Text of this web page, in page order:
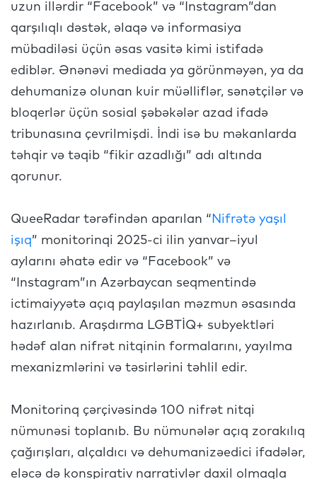
uzun illərdir “Facebook” və “Instagram”dan
qarşılıqlı dəstək, əlaqə və informasiya
mübadiləsi üçün əsas vasitə kimi istifadə
ediblər. Ənənəvi mediada ya görünməyən, ya da
dehumanizə olunan kuir müəlliflər, sənətçilər və
bloqerlər üçün sosial şəbəkələr azad ifadə
tribunasına çevrilmişdi. İndi isə bu məkanlarda
təhqir və təqib “fikir azadlığı” adı altında
qorunur.
QueeRadar tərəfindən aparılan “ Nifrətə yaşıl
işıq” monitorinqi 2025-ci ilin yanvar–iyul
aylarını əhatə edir və “Facebook” və
“Instagram”ın Azərbaycan seqmentində
ictimaiyyətə açıq paylaşılan məzmun əsasında
hazırlanıb. Araşdırma LGBTİQ+ subyektləri
hədəf alan nifrət nitqinin formalarını, yayılma
mexanizmlərini və təsirlərini təhlil edir.
Monitorinq çərçivəsində 100 nifrət nitqi
nümunəsi toplanıb. Bu nümunələr açıq zorakılıq
çağırışları, alçaldıcı və dehumanizəedici ifadələr,
eləcə də konspirativ narrativlər daxil olmaqla